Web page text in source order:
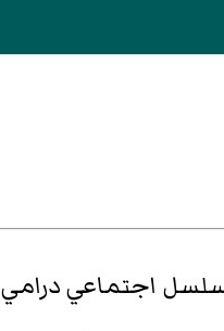
اجتماعي درامي